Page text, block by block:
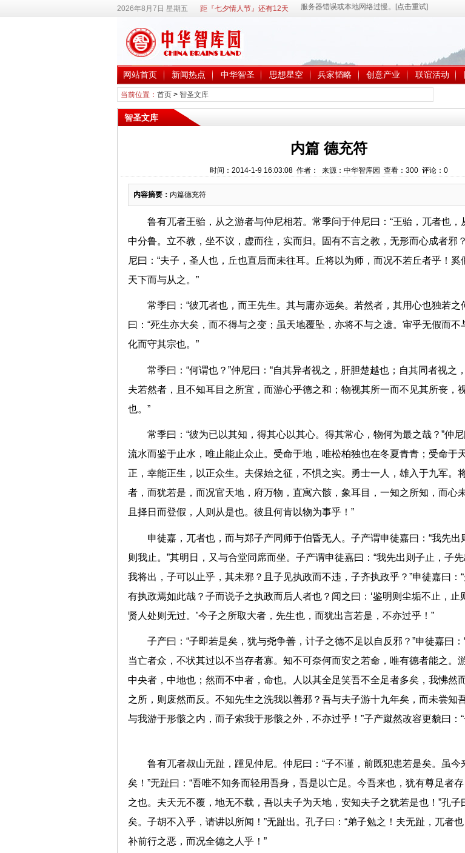
2026年8月7日 星期五 距『七夕情人节』还有12天
网站首页 新闻热点 中华智圣 思想星空 兵家韬略 创意产业 联谊活动
当前位置： 首页> 智圣文库
智圣文库
内篇 德充符
时间：2014-1-9 16:03:08 作者： 来源：中华智库园 查看： 300 评论： 0
内容摘要： 内篇德充符
鲁有兀者王骀，从之游者与仲尼相若。常季问于仲尼曰：“王骀，兀者也，
中分鲁。立不教，坐不议，虚而往，实而归。固有不言之教，无形而心成者邪
尼曰：“夫子，圣人也，丘也直后而未往耳。丘将以为师，而况不若丘者乎！奚
天下而与从之。”
常季曰：“彼兀者也，而王先生。其与庸亦远矣。若然者，其用心也独若之
曰：“死生亦大矣，而不得与之变；虽天地覆坠，亦将不与之遗。审乎无假而不
化而守其宗也。”
常季曰：“何谓也？”仲尼曰：“自其异者视之，肝胆楚越也；自其同者视之
夫若然者，且不知耳目之所宜，而游心乎德之和；物视其所一而不见其所丧，
也。”
常季曰：“彼为已以其知，得其心以其心。得其常心，物何为最之哉？”仲
流水而鉴于止水，唯止能止众止。受命于地，唯松柏独也在冬夏青青；受命于
正，幸能正生，以正众生。夫保始之征，不惧之实。勇士一人，雄入于九军。
者，而犹若是，而况官天地，府万物，直寓六骸，象耳目，一知之所知，而心
且择日而登假，人则从是也。彼且何肯以物为事乎！”
申徒嘉，兀者也，而与郑子产同师于伯昏无人。子产谓申徒嘉曰：“我先出
则我止。”其明日，又与合堂同席而坐。子产谓申徒嘉曰：“我先出则子止，子
我将出，子可以止乎，其未邪？且子见执政而不违，子齐执政乎？”申徒嘉曰：
有执政焉如此哉？子而说子之执政而后人者也？闻之曰：‘鉴明则尘垢不止，止
贤人处则无过。’今子之所取大者，先生也，而犹出言若是，不亦过乎！”
子产曰：“子即若是矣，犹与尧争善，计子之德不足以自反邪？”申徒嘉曰
当亡者众，不状其过以不当存者寡。知不可奈何而安之若命，唯有德者能之。
中央者，中地也；然而不中者，命也。人以其全足笑吾不全足者多矣，我怫然
之所，则废然而反。不知先生之洗我以善邪？吾与夫子游十九年矣，而未尝知
与我游于形骸之内，而子索我于形骸之外，不亦过乎！”子产蹴然改容更貌曰
鲁有兀者叔山无趾，踵见仲尼。仲尼曰：“子不谨，前既犯患若是矣。虽今
矣！”无趾曰：“吾唯不知务而轻用吾身，吾是以亡足。今吾来也，犹有尊足者
之也。夫天无不覆，地无不载，吾以夫子为天地，安知夫子之犹若是也！”孔子
矣。子胡不入乎，请讲以所闻！”无趾出。孔子曰：“弟子勉之！夫无趾，兀者
补前行之恶，而况全德之人乎！”